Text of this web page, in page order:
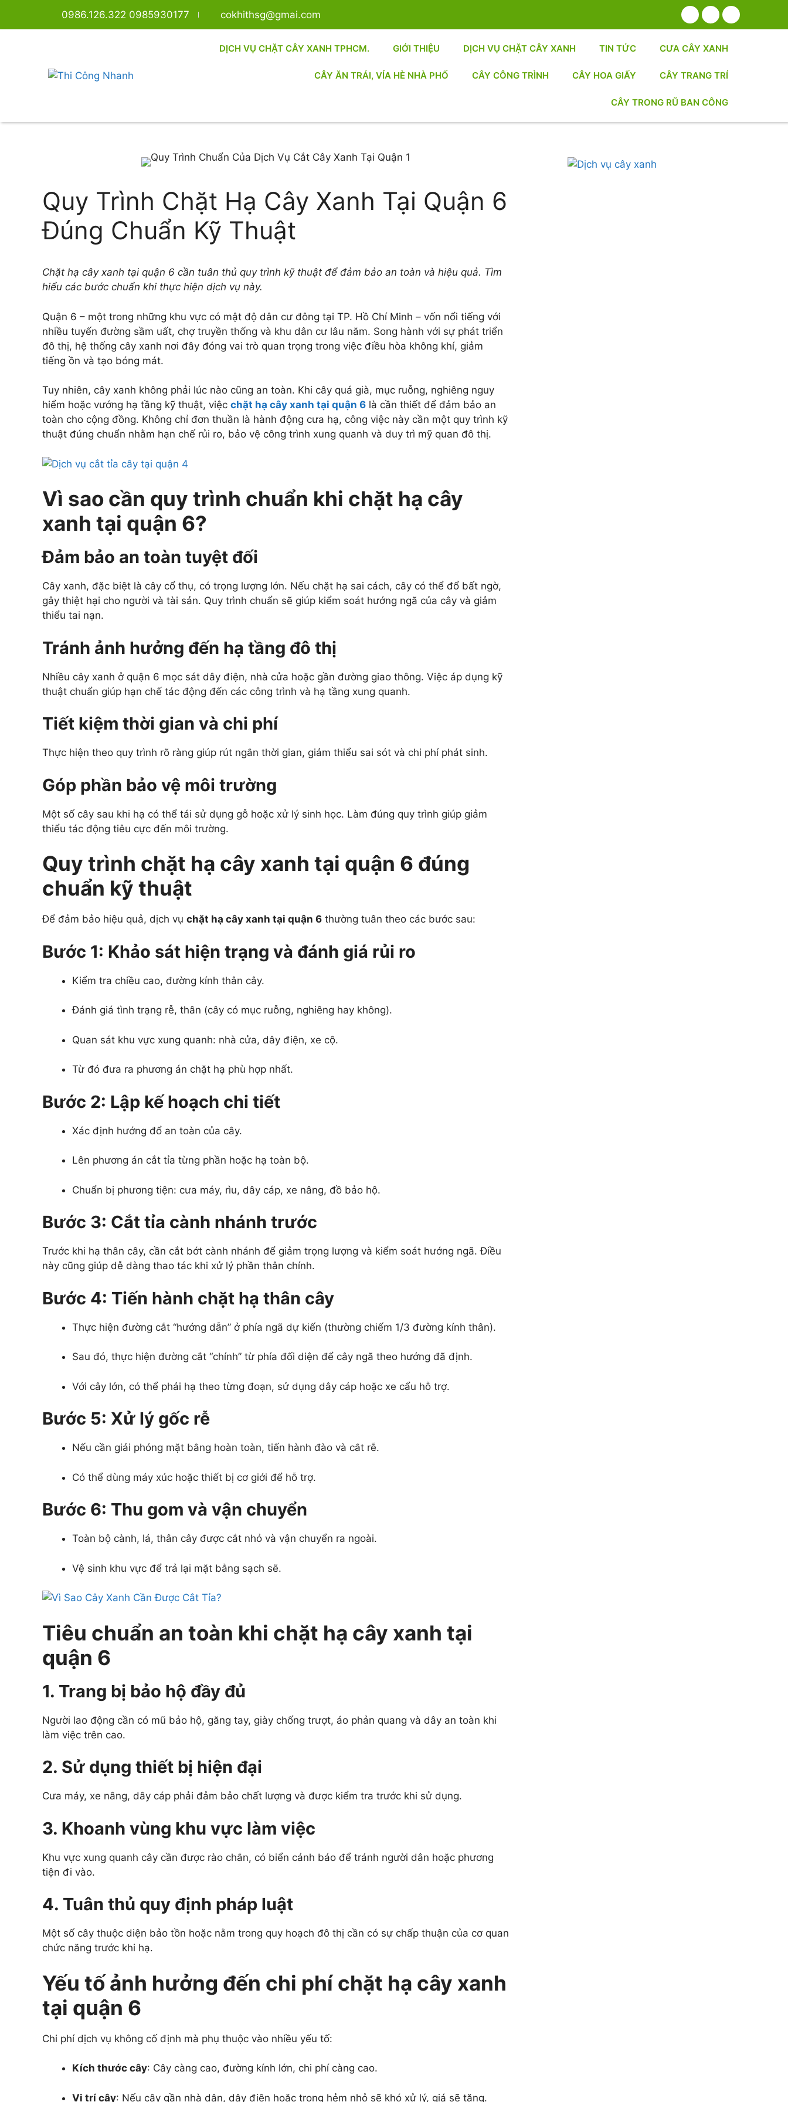
0986.126.322 0985930177 cokhithsg@gmai.com
DỊCH VỤ CHẶT CÂY XANH TPHCM. GIỚI THIỆU DỊCH VỤ CHẶT CÂY XANH TIN TỨC CƯA CÂY XANH
CÂY ĂN TRÁI, VỈA HÈ NHÀ PHỐ CÂY CÔNG TRÌNH CÂY HOA GIẤY CÂY TRANG TRÍ
CÂY TRONG RŨ BAN CÔNG
Quy Trình Chặt Hạ Cây Xanh Tại Quận 6
Đúng Chuẩn Kỹ Thuật
Chặt hạ cây xanh tại quận 6 cần tuân thủ quy trình kỹ thuật để đảm bảo an toàn và hiệu quả. Tìm
hiểu các bước chuẩn khi thực hiện dịch vụ này.
Quận 6 – một trong những khu vực có mật độ dân cư đông tại TP. Hồ Chí Minh – vốn nổi tiếng với
nhiều tuyến đường sầm uất, chợ truyền thống và khu dân cư lâu năm. Song hành với sự phát triển
đô thị, hệ thống cây xanh nơi đây đóng vai trò quan trọng trong việc điều hòa không khí, giảm
tiếng ồn và tạo bóng mát.
Tuy nhiên, cây xanh không phải lúc nào cũng an toàn. Khi cây quá già, mục ruỗng, nghiêng nguy
hiểm hoặc vướng hạ tầng kỹ thuật, việc chặt hạ cây xanh tại quận 6 là cần thiết để đảm bảo an
toàn cho cộng đồng. Không chỉ đơn thuần là hành động cưa hạ, công việc này cần một quy trình kỹ
thuật đúng chuẩn nhằm hạn chế rủi ro, bảo vệ công trình xung quanh và duy trì mỹ quan đô thị.
Vì sao cần quy trình chuẩn khi chặt hạ cây
xanh tại quận 6?
Đảm bảo an toàn tuyệt đối
Cây xanh, đặc biệt là cây cổ thụ, có trọng lượng lớn. Nếu chặt hạ sai cách, cây có thể đổ bất ngờ,
gây thiệt hại cho người và tài sản. Quy trình chuẩn sẽ giúp kiểm soát hướng ngã của cây và giảm
thiểu tai nạn.
Tránh ảnh hưởng đến hạ tầng đô thị
Nhiều cây xanh ở quận 6 mọc sát dây điện, nhà cửa hoặc gần đường giao thông. Việc áp dụng kỹ
thuật chuẩn giúp hạn chế tác động đến các công trình và hạ tầng xung quanh.
Tiết kiệm thời gian và chi phí
Thực hiện theo quy trình rõ ràng giúp rút ngắn thời gian, giảm thiểu sai sót và chi phí phát sinh.
Góp phần bảo vệ môi trường
Một số cây sau khi hạ có thể tái sử dụng gỗ hoặc xử lý sinh học. Làm đúng quy trình giúp giảm
thiểu tác động tiêu cực đến môi trường.
Quy trình chặt hạ cây xanh tại quận 6 đúng
chuẩn kỹ thuật
Để đảm bảo hiệu quả, dịch vụ chặt hạ cây xanh tại quận 6 thường tuân theo các bước sau:
Bước 1: Khảo sát hiện trạng và đánh giá rủi ro
Kiểm tra chiều cao, đường kính thân cây.
Đánh giá tình trạng rễ, thân (cây có mục ruỗng, nghiêng hay không).
Quan sát khu vực xung quanh: nhà cửa, dây điện, xe cộ.
Từ đó đưa ra phương án chặt hạ phù hợp nhất.
Bước 2: Lập kế hoạch chi tiết
Xác định hướng đổ an toàn của cây.
Lên phương án cắt tỉa từng phần hoặc hạ toàn bộ.
Chuẩn bị phương tiện: cưa máy, rìu, dây cáp, xe nâng, đồ bảo hộ.
Bước 3: Cắt tỉa cành nhánh trước
Trước khi hạ thân cây, cần cắt bớt cành nhánh để giảm trọng lượng và kiểm soát hướng ngã. Điều
này cũng giúp dễ dàng thao tác khi xử lý phần thân chính.
Bước 4: Tiến hành chặt hạ thân cây
Thực hiện đường cắt “hướng dẫn” ở phía ngã dự kiến (thường chiếm 1/3 đường kính thân).
Sau đó, thực hiện đường cắt “chính” từ phía đối diện để cây ngã theo hướng đã định.
Với cây lớn, có thể phải hạ theo từng đoạn, sử dụng dây cáp hoặc xe cẩu hỗ trợ.
Bước 5: Xử lý gốc rễ
Nếu cần giải phóng mặt bằng hoàn toàn, tiến hành đào và cắt rễ.
Có thể dùng máy xúc hoặc thiết bị cơ giới để hỗ trợ.
Bước 6: Thu gom và vận chuyển
Toàn bộ cành, lá, thân cây được cắt nhỏ và vận chuyển ra ngoài.
Vệ sinh khu vực để trả lại mặt bằng sạch sẽ.
Tiêu chuẩn an toàn khi chặt hạ cây xanh tại
quận 6
1. Trang bị bảo hộ đầy đủ
Người lao động cần có mũ bảo hộ, găng tay, giày chống trượt, áo phản quang và dây an toàn khi
làm việc trên cao.
2. Sử dụng thiết bị hiện đại
Cưa máy, xe nâng, dây cáp phải đảm bảo chất lượng và được kiểm tra trước khi sử dụng.
3. Khoanh vùng khu vực làm việc
Khu vực xung quanh cây cần được rào chắn, có biển cảnh báo để tránh người dân hoặc phương
tiện đi vào.
4. Tuân thủ quy định pháp luật
Một số cây thuộc diện bảo tồn hoặc nằm trong quy hoạch đô thị cần có sự chấp thuận của cơ quan
chức năng trước khi hạ.
Yếu tố ảnh hưởng đến chi phí chặt hạ cây xanh
tại quận 6
Chi phí dịch vụ không cố định mà phụ thuộc vào nhiều yếu tố:
Kích thước cây: Cây càng cao, đường kính lớn, chi phí càng cao.
Vị trí cây: Nếu cây gần nhà dân, dây điện hoặc trong hẻm nhỏ sẽ khó xử lý, giá sẽ tăng.